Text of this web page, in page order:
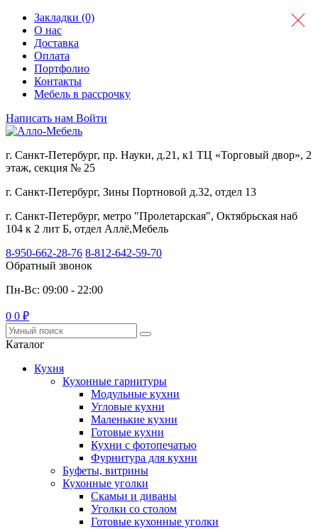
Закладки (0)
О нас
Доставка
Оплата
Портфолио
Контакты
Мебель в рассрочку
Написать нам Войти
г. Санкт-Петербург, пр. Науки, д.21, к1 ТЦ «Торговый двор», 2
этаж, секция № 25
г. Санкт-Петербург, Зины Портновой д.32, отдел 13
г. Санкт-Петербург, метро "Пролетарская", Октябрьская наб
104 к 2 лит Б, отдел Аллё,Мебель
8-950-662-28-76 8-812-642-59-70
Обратный звонок
Пн-Вс: 09:00 - 22:00
0 0 ₽
Каталог
Кухня
Кухонные гарнитуры
Модульные кухни
Угловые кухни
Маленькие кухни
Готовые кухни
Кухни с фотопечатью
Фурнитура для кухни
Буфеты, витрины
Кухонные уголки
Скамьи и диваны
Уголки со столом
Готовые кухонные уголки